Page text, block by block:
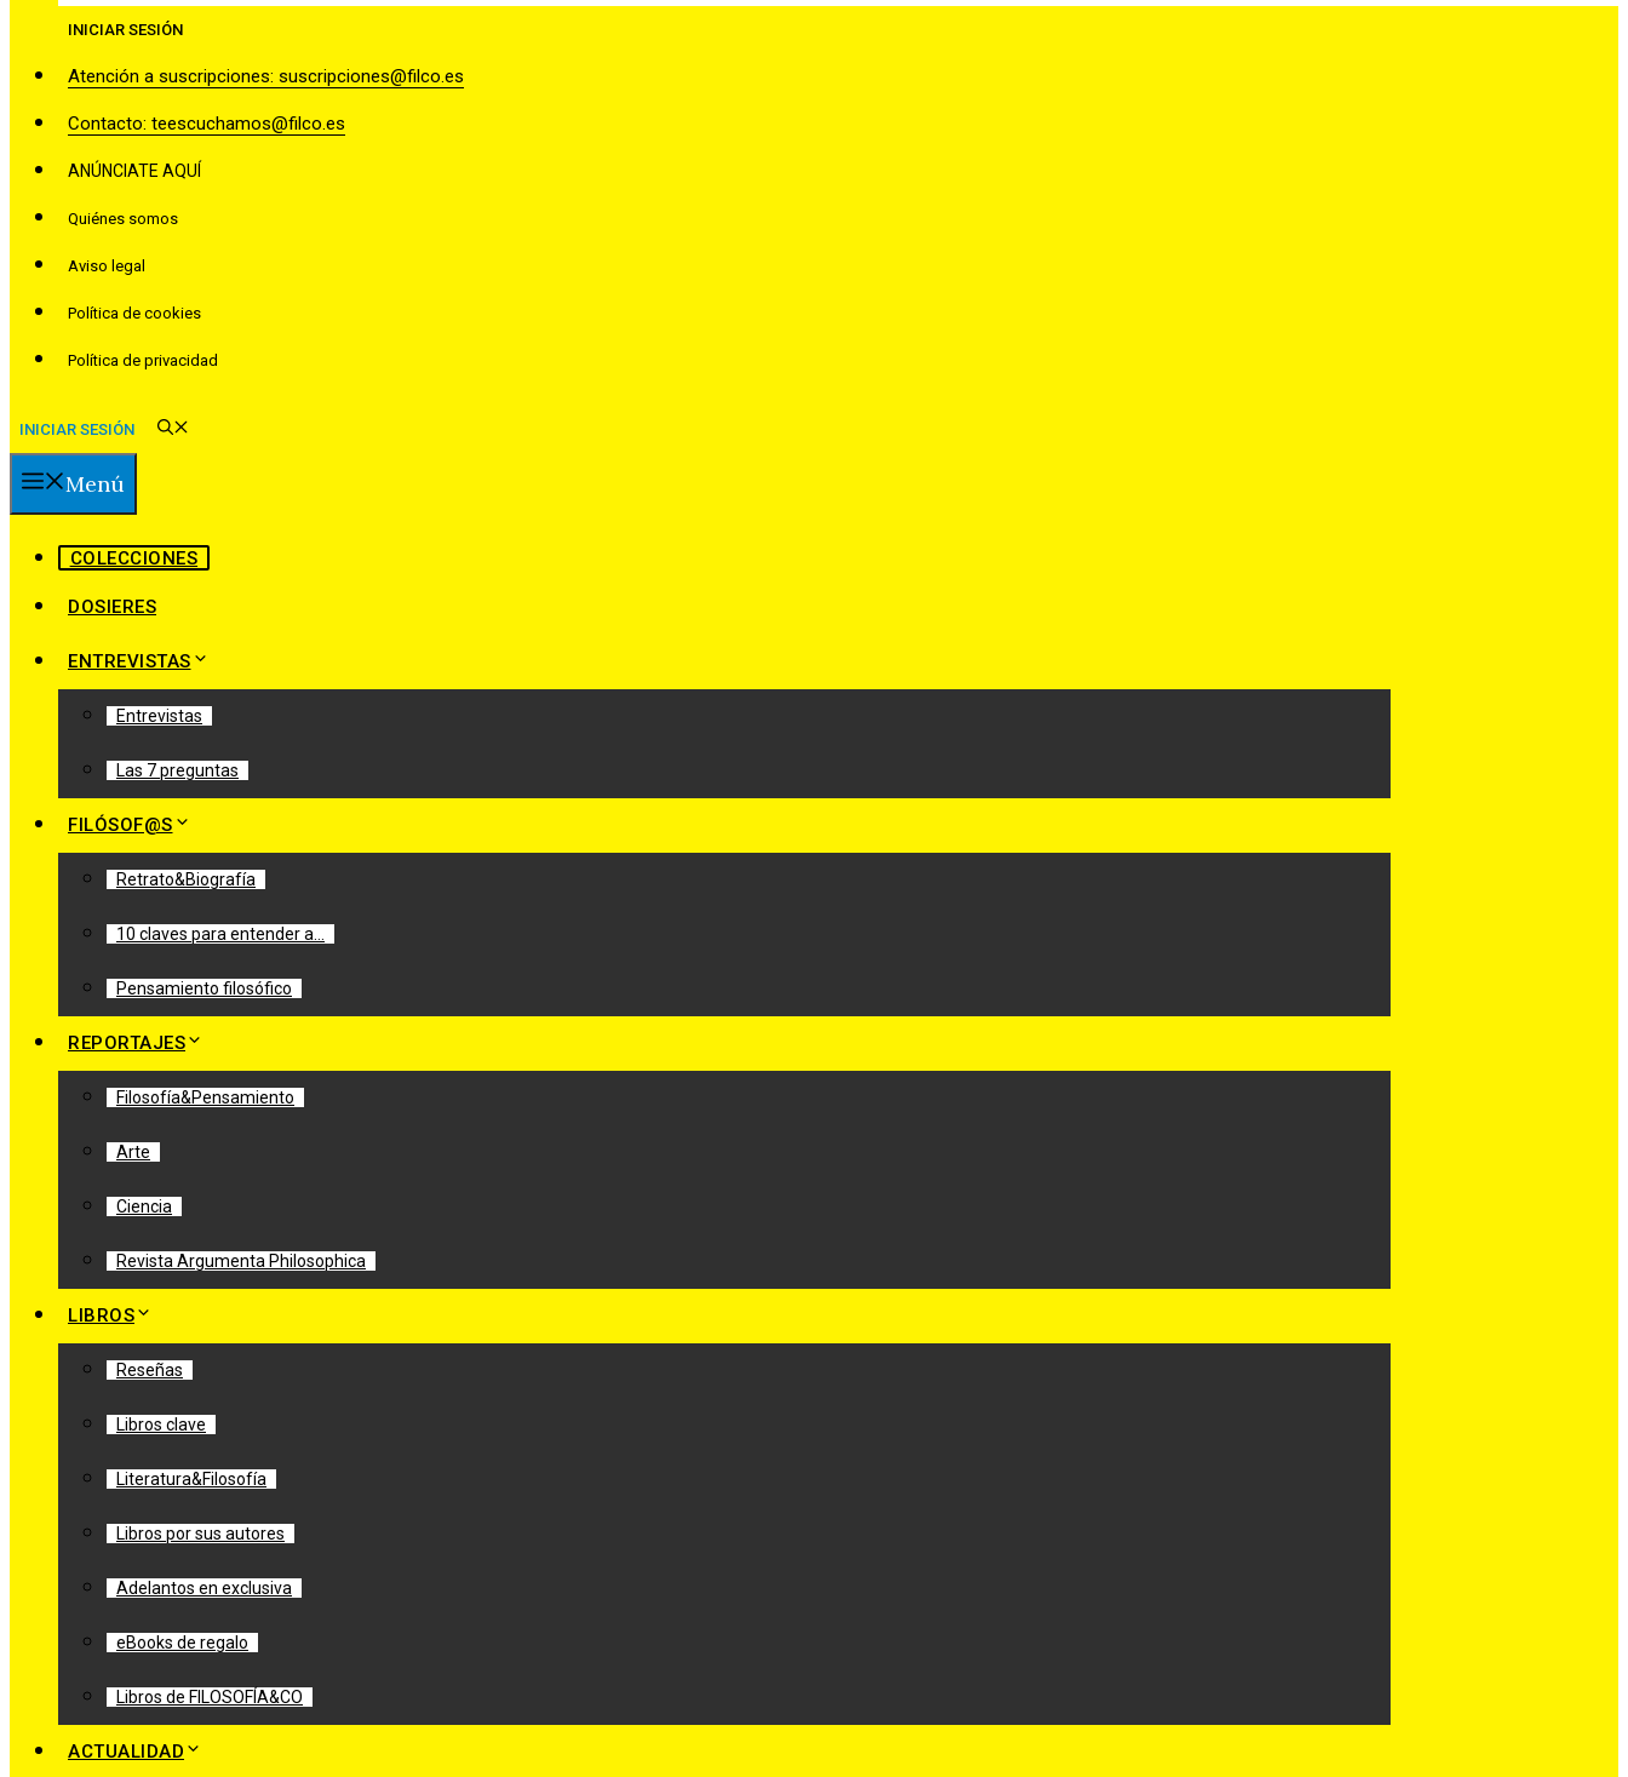
INICIAR SESIÓN
Atención a suscripciones: suscripciones@filco.es
Contacto: teescuchamos@filco.es
ANÚNCIATE AQUÍ
Quiénes somos
Aviso legal
Política de cookies
Política de privacidad
INICIAR SESIÓN
Menú
COLECCIONES
DOSIERES
ENTREVISTAS
Entrevistas
Las 7 preguntas
FILÓSOF@S
Retrato&Biografía
10 claves para entender a…
Pensamiento filosófico
REPORTAJES
Filosofía&Pensamiento
Arte
Ciencia
Revista Argumenta Philosophica
LIBROS
Reseñas
Libros clave
Literatura&Filosofía
Libros por sus autores
Adelantos en exclusiva
eBooks de regalo
Libros de FILOSOFÍA&CO
ACTUALIDAD